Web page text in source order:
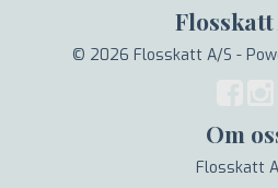
Flosskatt
© 2026 Flosskatt A/S -
Om
Flosskatt